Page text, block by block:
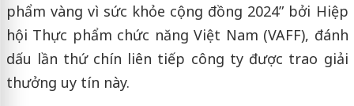
phẩm vàng vì sức khỏe cộng đồng 2024” bởi Hiệp
hội Thực phẩm chức năng Việt Nam (VAFF), đánh
dấu lần thứ chín liên tiếp công ty được trao giải
thưởng uy tín này.